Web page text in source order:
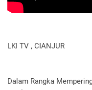
LKI TV , CIANJUR
Dalam Rangka